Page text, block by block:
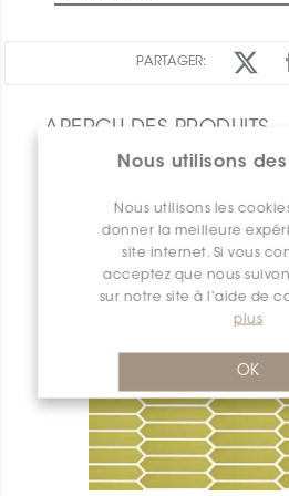
Nous utilisons
Nous utilisons les
donner la meilleure
site internet. Si vous
acceptez que nous
sur notre site à l’aide de
plus
OK
PARTAGER:
APERÇU DES PRODUITS